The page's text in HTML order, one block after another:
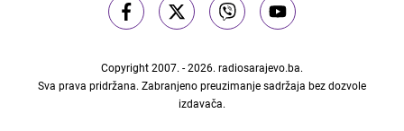
Copyright 2007. - 2026. radiosarajevo.ba.
Sva prava pridržana. Zabranjeno preuzimanje sadržaja bez dozvole
izdavača.